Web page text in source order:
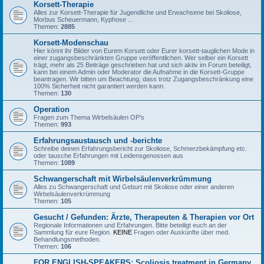
Korsett-Therapie
Alles zur Korsett-Therapie für Jugendliche und Erwachsene bei Skoliose,
Morbus Scheuermann, Kyphose ...
Themen: 2885
Korsett-Modenschau
Hier könnt ihr Bilder von Eurem Korsett oder Eurer korsett-tauglichen Mode in
einer zugangsbeschränkten Gruppe veröffentlichen. Wer selber ein Korsett
trägt, mehr als 25 Beiträge geschrieben hat und sich aktiv im Forum beteiligt,
kann bei einem Admin oder Moderator die Aufnahme in die Korsett-Gruppe
beantragen. Wir bitten um Beachtung, dass trotz Zugangsbeschränkung eine
100% Sicherheit nicht garantiert werden kann.
Themen: 130
Operation
Fragen zum Thema Wirbelsäulen OP's
Themen: 993
Erfahrungsaustausch und -berichte
Schreibe deinen Erfahrungsbericht zur Skoliose, Schmerzbekämpfung etc.
oder tausche Erfahrungen mit Leidensgenossen aus
Themen: 1089
Schwangerschaft mit Wirbelsäulenverkrümmung
Alles zu Schwangerschaft und Geburt mit Skoliose oder einer anderen
Wirbelsäulenverkrümmung
Themen: 105
Gesucht / Gefunden: Ärzte, Therapeuten & Therapien vor Ort
Regionale Informationen und Erfahrungen. Bitte beteiligt euch an der
Sammlung für eure Region. KEINE Fragen oder Auskünfte über med.
Behandlungsmethoden.
Themen: 106